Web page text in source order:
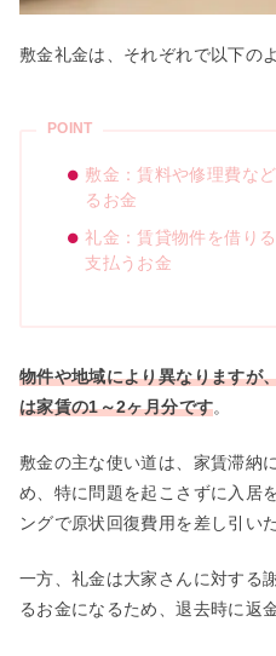
敷金礼金は、それぞれで以下の
POINT
敷金：賃料や修理費な
るお金
礼金：賃貸物件を借り
支払うお金
物件や地域により異なりますが
は家賃の1～2ヶ月分です。
敷金の主な使い道は、家賃滞納
め、特に問題を起こさずに入居
ングで原状回復費用を差し引い
一方、礼金は大家さんに対する
るお金になるため、退去時に返